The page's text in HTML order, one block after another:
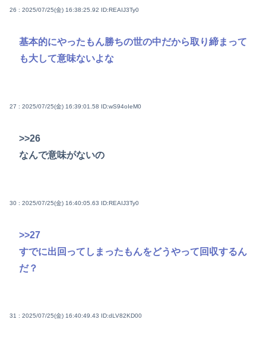
26 : 2025/07/25(金) 16:38:25.92 ID:REAIJ3Ty0
基本的にやったもん勝ちの世の中だから取り締まって
も大して意味ないよな
27 : 2025/07/25(金) 16:39:01.58 ID:wS94oIeM0
>>26
なんで意味がないの
30 : 2025/07/25(金) 16:40:05.63 ID:REAIJ3Ty0
>>27
すでに出回ってしまったもんをどうやって回収するん
だ？
31 : 2025/07/25(金) 16:40:49.43 ID:dLV82KD00